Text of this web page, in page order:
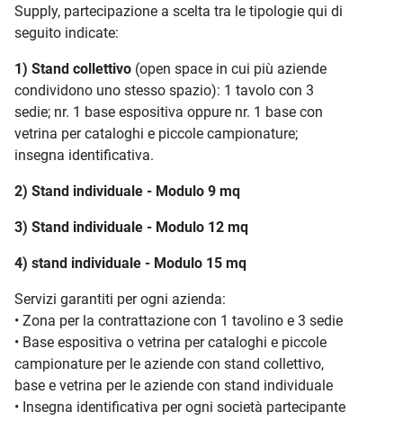
Supply, partecipazione a scelta tra le tipologie qui di
seguito indicate:
1) Stand collettivo (open space in cui più aziende
condividono uno stesso spazio): 1 tavolo con 3
sedie; nr. 1 base espositiva oppure nr. 1 base con
vetrina per cataloghi e piccole campionature;
insegna identificativa.
2) Stand individuale - Modulo 9 mq
3) Stand individuale - Modulo 12 mq
4) stand individuale - Modulo 15 mq
Servizi garantiti per ogni azienda:
• Zona per la contrattazione con 1 tavolino e 3 sedie
• Base espositiva o vetrina per cataloghi e piccole
campionature per le aziende con stand collettivo,
base e vetrina per le aziende con stand individuale
• Insegna identificativa per ogni società partecipante